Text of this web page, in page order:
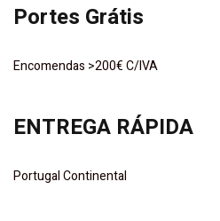
Portes Grátis
Encomendas >200€ C/IVA
ENTREGA RÁPIDA
Portugal Continental